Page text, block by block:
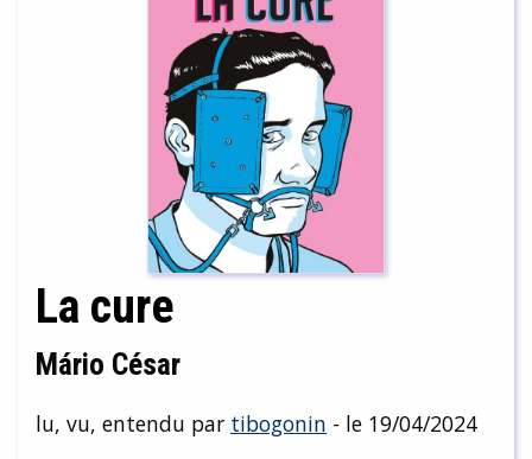
La cure
Mário César
lu, vu, entendu par tibogonin - le 19/04/2024